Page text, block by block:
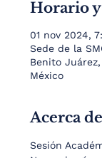
Horario
01 nov 2024,
Sede de la
Benito
México
Acerca
Sesión